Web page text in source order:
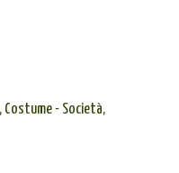
Costume - Società